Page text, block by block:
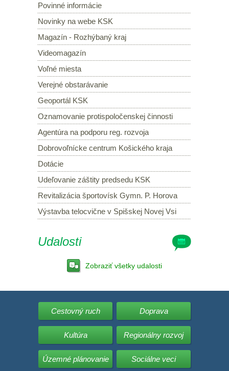
Povinné informácie
Novinky na webe KSK
Magazín - Rozhýbaný kraj
Videomagazín
Voľné miesta
Verejné obstarávanie
Geoportál KSK
Oznamovanie protispoločenskej činnosti
Agentúra na podporu reg. rozvoja
Dobrovoľnícke centrum Košického kraja
Dotácie
Udeľovanie záštity predsedu KSK
Revitalizácia športovísk Gymn. P. Horova
Výstavba telocvične v Spišskej Novej Vsi
Udalosti
Zobraziť všetky udalosti
Cestovný ruch Doprava
Kultúra Regionálny rozvoj
Územné plánovanie Sociálne veci